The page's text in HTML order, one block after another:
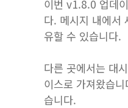
이번 v1.8.0 업데
다. 메시지 내에서
유할 수 있습니다.
다른 곳에서는 대
이스로 가져왔습
습니다.